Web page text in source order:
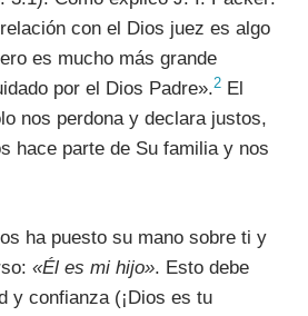
con el Dios juez es algo
es mucho más grande
por el Dios Padre».2 El
nos perdona y declara justos,
hace parte de Su familia y nos
ha puesto su mano sobre ti y
«Él es mi hijo». Esto debe
y confianza (¡Dios es tu